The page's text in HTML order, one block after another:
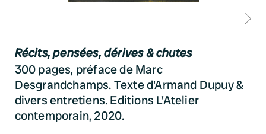
Récits, pensées, dérives & chutes
300 pages, préface de Marc
Desgrandchamps. Texte d'Armand Dupuy &
divers entretiens. Editions L'Atelier
contemporain, 2020.